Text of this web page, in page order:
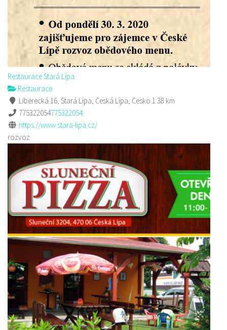
Restaurace Stará Lípa
Restaurace
Liberecká 16, Stará Lípa, Česká Lípa, Česko 1.38 km
775322054775322054
https://www.stara-lipa.cz/
rozvoz